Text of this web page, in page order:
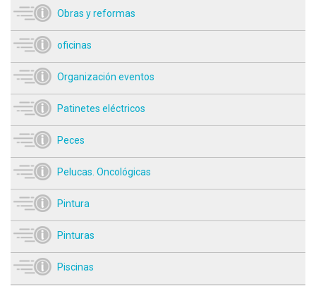
Obras y reformas
oficinas
Organización eventos
Patinetes eléctricos
Peces
Pelucas. Oncológicas
Pintura
Pinturas
Piscinas